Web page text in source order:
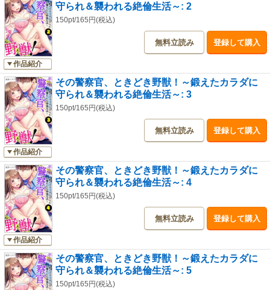
作品紹介
守られ＆襲われる絶倫生活～: 2
150pt/165円(税込)
無料立読み 登録して購入
作品紹介
その警察官、ときどき野獣！～鍛えたカラダに
守られ＆襲われる絶倫生活～: 3
150pt/165円(税込)
無料立読み 登録して購入
作品紹介
その警察官、ときどき野獣！～鍛えたカラダに
守られ＆襲われる絶倫生活～: 4
150pt/165円(税込)
無料立読み 登録して購入
その警察官、ときどき野獣！～鍛えたカラダに
守られ＆襲われる絶倫生活～: 5
150pt/165円(税込)